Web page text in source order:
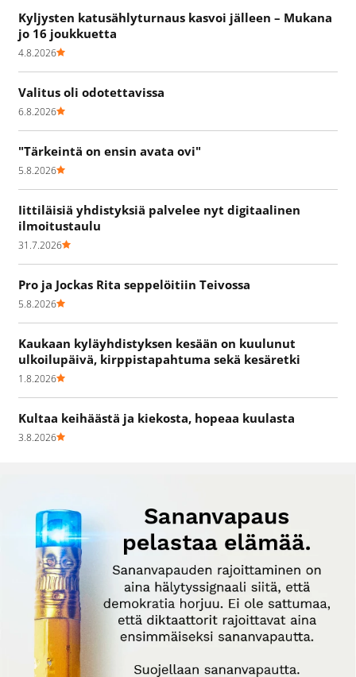
Kyljysten katusählyturnaus kasvoi jälleen – Mukana
jo 16 joukkuetta
4.8.2026
Valitus oli odotettavissa
6.8.2026
"Tärkeintä on ensin avata ovi"
5.8.2026
Iittiläisiä yhdistyksiä palvelee nyt digitaalinen
ilmoitustaulu
31.7.2026
Pro ja Jockas Rita seppelöitiin Teivossa
5.8.2026
Kaukaan kyläyhdistyksen kesään on kuulunut
ulkoilupäivä, kirppistapahtuma sekä kesäretki
1.8.2026
Kultaa keihäästä ja kiekosta, hopeaa kuulasta
3.8.2026